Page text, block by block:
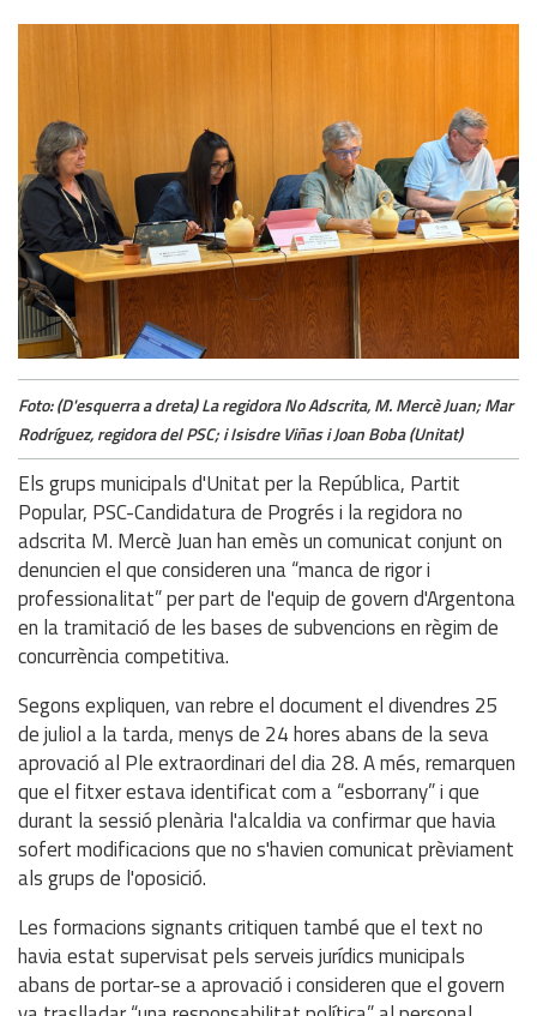
Foto: (D'esquerra a dreta) La regidora No Adscrita, M. Mercè Juan; Mar
Rodríguez, regidora del PSC; i Isisdre Viñas i Joan Boba (Unitat)
Els grups municipals d'Unitat per la República, Partit
Popular, PSC-Candidatura de Progrés i la regidora no
adscrita M. Mercè Juan han emès un comunicat conjunt on
denuncien el que consideren una “manca de rigor i
professionalitat” per part de l'equip de govern d'Argentona
en la tramitació de les bases de subvencions en règim de
concurrència competitiva.
Segons expliquen, van rebre el document el divendres 25
de juliol a la tarda, menys de 24 hores abans de la seva
aprovació al Ple extraordinari del dia 28. A més, remarquen
que el fitxer estava identificat com a “esborrany” i que
durant la sessió plenària l'alcaldia va confirmar que havia
sofert modificacions que no s'havien comunicat prèviament
als grups de l'oposició.
Les formacions signants critiquen també que el text no
havia estat supervisat pels serveis jurídics municipals
abans de portar-se a aprovació i consideren que el govern